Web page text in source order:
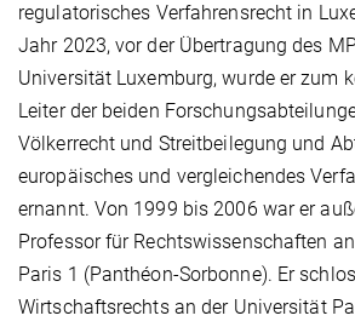
regulatorisches Verfahrensrecht in
Jahr 2023, vor der Übertragung des
Universität Luxemburg, wurde er zum
Leiter der beiden
Völkerrecht und Streitbeilegung und
europäisches und vergleichendes
ernannt. Von 1999 bis 2006 war er
Professor für Rechtswissenschaften
Paris 1 (Panthéon-Sorbonne). Er
Wirtschaftsrechts an der Universität